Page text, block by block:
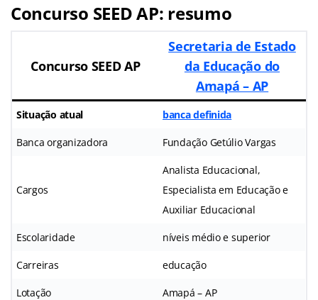
Concurso SEED AP: resumo
Concurso SEED AP
Secretaria de Estado
da Educação do
Amapá – AP
Situação atual banca definida
Banca organizadora Fundação Getúlio Vargas
Cargos
Analista Educacional,
Especialista em Educação e
Auxiliar Educacional
Escolaridade níveis médio e superior
Carreiras educação
Lotação Amapá – AP